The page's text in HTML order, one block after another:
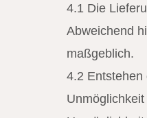
4.1 Die
Abweichend
maßgeblich.
4.2 Entstehen